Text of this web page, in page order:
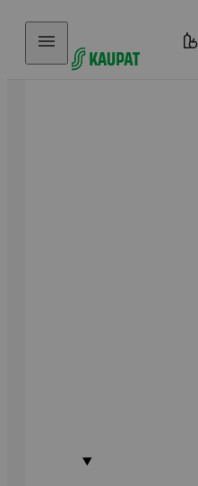
Hyppää sisältöön